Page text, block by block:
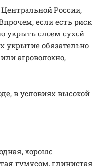
России,
если есть риск
укрыть слоем сухой
укрытие обязательно
агроволокно,
в условиях высокой
хорошо
гумусом, глинистая